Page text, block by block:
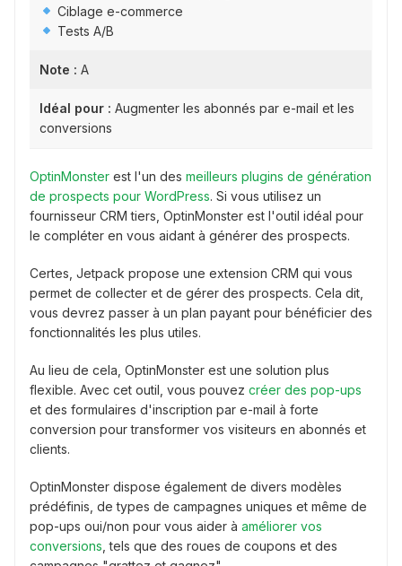
Ciblage e-commerce
Tests A/B
Note : A
Idéal pour : Augmenter les abonnés par e-mail et les
conversions
OptinMonster est l'un des meilleurs plugins de génération
de prospects pour WordPress. Si vous utilisez un
fournisseur CRM tiers, OptinMonster est l'outil idéal pour
le compléter en vous aidant à générer des prospects.
Certes, Jetpack propose une extension CRM qui vous
permet de collecter et de gérer des prospects. Cela dit,
vous devrez passer à un plan payant pour bénéficier des
fonctionnalités les plus utiles.
Au lieu de cela, OptinMonster est une solution plus
flexible. Avec cet outil, vous pouvez créer des pop-ups
et des formulaires d'inscription par e-mail à forte
conversion pour transformer vos visiteurs en abonnés et
clients.
OptinMonster dispose également de divers modèles
prédéfinis, de types de campagnes uniques et même de
pop-ups oui/non pour vous aider à améliorer vos
conversions , tels que des roues de coupons et des